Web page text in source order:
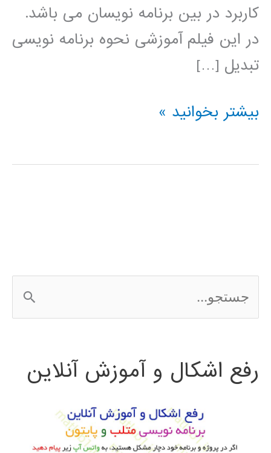
کاربرد در بین برنامه نویسان می باشد.
در این فیلم آموزشی نحوه برنامه نویسی
تبدیل […]
تبدیل
(wavelet
بیشتر بخوانید »
س
ج
رفع اشکال و آموزش آنلاین